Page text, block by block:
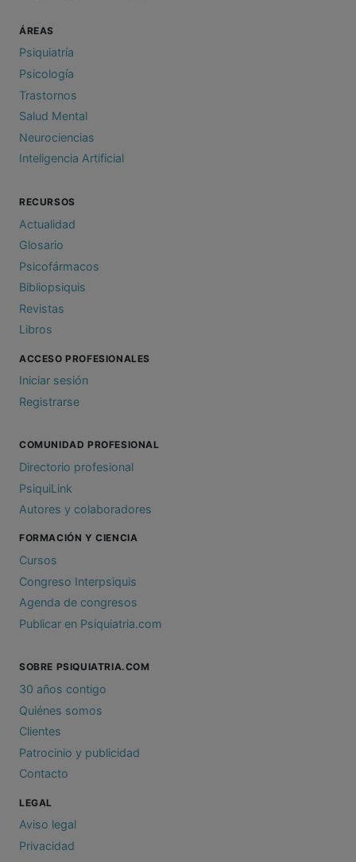
ÁREAS
Psiquiatría
Psicología
Trastornos
Salud Mental
Neurociencias
Inteligencia Artificial
RECURSOS
Actualidad
Glosario
Psicofármacos
Bibliopsiquis
Revistas
Libros
ACCESO PROFESIONALES
Iniciar sesión
Registrarse
COMUNIDAD PROFESIONAL
Directorio profesional
PsiquiLink
Autores y colaboradores
FORMACIÓN Y CIENCIA
Cursos
Congreso Interpsiquis
Agenda de congresos
Publicar en Psiquiatria.com
SOBRE PSIQUIATRIA.COM
30 años contigo
Quiénes somos
Clientes
Patrocinio y publicidad
Contacto
LEGAL
Aviso legal
Privacidad